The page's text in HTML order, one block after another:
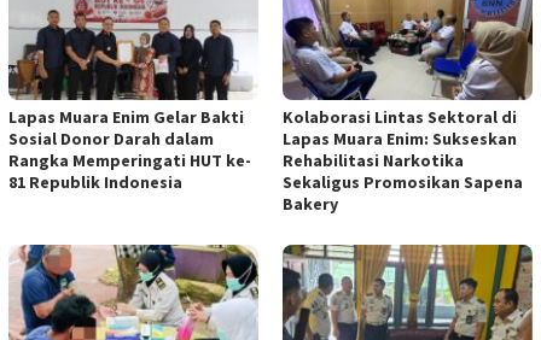
Lapas Muara Enim Gelar Bakti
Sosial Donor Darah dalam
Rangka Memperingati HUT ke-
81 Republik Indonesia
Kolaborasi Lintas Sektoral di
Lapas Muara Enim: Sukseskan
Rehabilitasi Narkotika
Sekaligus Promosikan Sapena
Bakery